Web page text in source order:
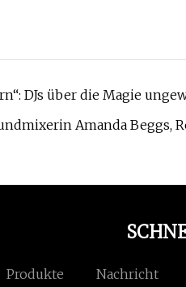
DJs über die Magie
Amanda Beggs,
Produkte Nachricht